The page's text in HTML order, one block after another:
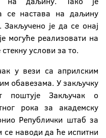
се настава на даљину
је да се онај
могуће реализовати на
услови за то.
у вези са априлским
обавезама. У закључку
поштује Закључак о
рока за академску
Републички штаб за
се наводи да ће испитни